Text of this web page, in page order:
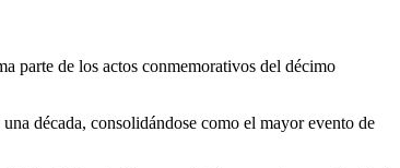
parte de los actos conmemorativos del décimo
década, consolidándose como el mayor evento de